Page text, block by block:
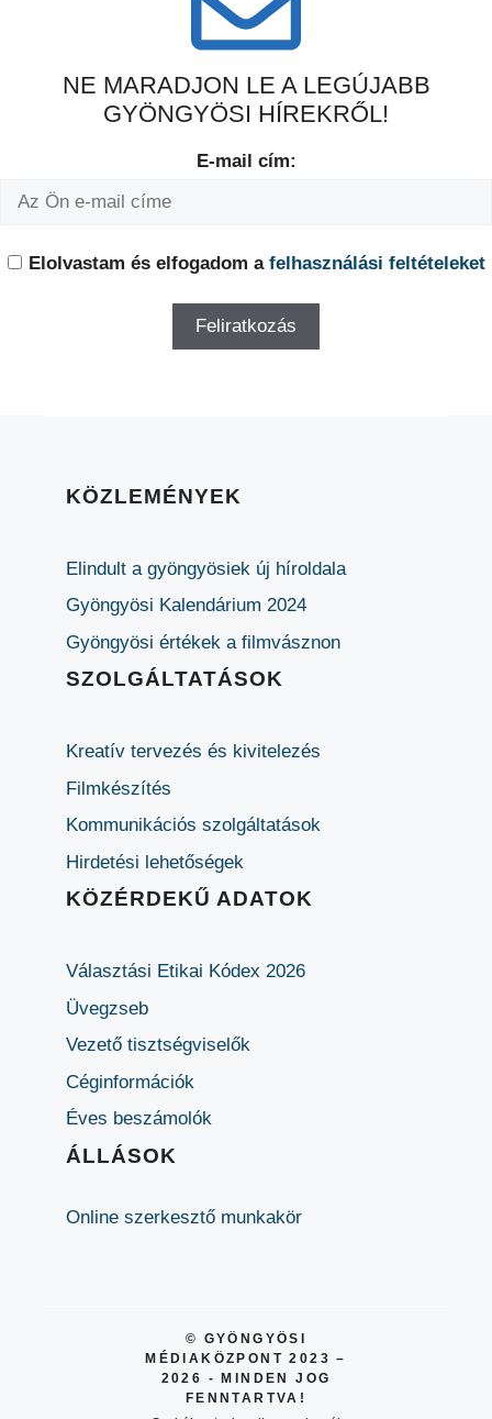
NE MARADJON LE A LEGÚJABB
GYÖNGYÖSI HÍREKRŐL!
E-mail cím:
Elolvastam és elfogadom a felhasználási feltételeket
KÖZLEMÉNYEK
Elindult a gyöngyösiek új híroldala
Gyöngyösi Kalendárium 2024
Gyöngyösi értékek a filmvásznon
SZOLGÁLTATÁSOK
Kreatív tervezés és kivitelezés
Filmkészítés
Kommunikációs szolgáltatások
Hirdetési lehetőségek
KÖZÉRDEKŰ ADATOK
Választási Etikai Kódex 2026
Üvegzseb
Vezető tisztségviselők
Céginformációk
Éves beszámolók
ÁLLÁSOK
Online szerkesztő munkakör
© GYÖNGYÖSI
MÉDIAKÖZPONT 2023 –
2026 - MINDEN JOG
FENNTARTVA!